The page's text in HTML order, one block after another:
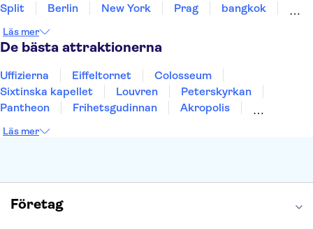
Split
Berlin New York Prag
bangkok
Uppsala
Helsingborg
Läs mer
De bästa attraktionerna
Uffizierna Eiffeltornet
Colosseum
Sixtinska kapellet
Louvren
Peterskyrkan
Pantheon
Frihetsgudinnan
Akropolis
Burj Khalifa
Läs mer
Företag